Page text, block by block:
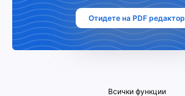
Отидете на PDF редактор
Всички функции